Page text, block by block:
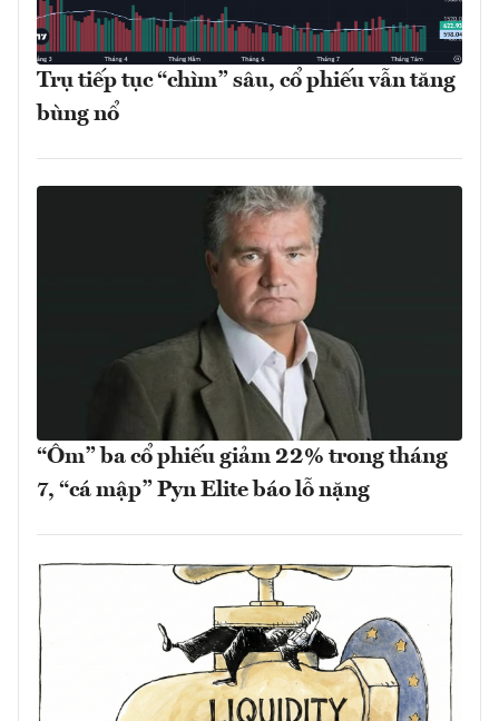
Trụ tiếp tục “chìm” sâu, cổ phiếu vẫn tăng
bùng nổ
“Ôm” ba cổ phiếu giảm 22% trong tháng
7, “cá mập” Pyn Elite báo lỗ nặng